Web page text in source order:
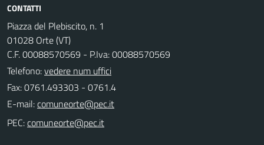
CONTATTI
Piazza del Plebiscito, n. 1
01028 Orte (VT)
C.F. 00088570569 - P.Iva: 00088570569
Telefono:vedere num uffici
Fax: 0761.493303 - 0761.4
E-mail:
PEC: